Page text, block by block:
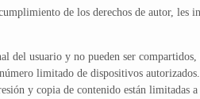
de los derechos de autor, les
del usuario y no pueden ser
limitado de dispositivos autorizados.
y copia de contenido están limitadas